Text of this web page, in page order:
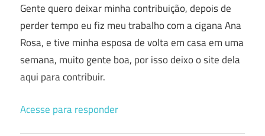
Gente quero deixar minha contribuição, depois de
perder tempo eu fiz meu trabalho com a cigana Ana
Rosa, e tive minha esposa de volta em casa em uma
semana, muito gente boa, por isso deixo o site dela
aqui para contribuir.
Acesse para responder